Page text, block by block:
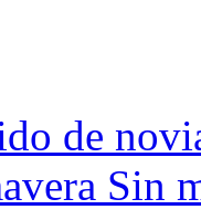
de
Sin